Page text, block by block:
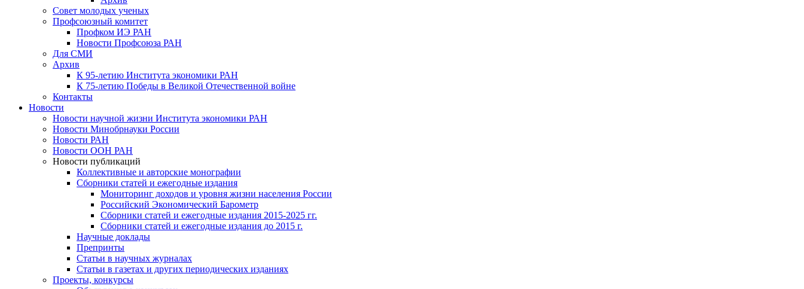
Совет молодых ученых
Профсоюзный комитет
Профком ИЭ РАН
Новости Профсоюза РАН
Для СМИ
Архив
К 95-летию Института экономики РАН
К 75-летию Победы в Великой Отечественной войне
Контакты
Новости
Новости научной жизни Института экономики РАН
Новости Минобрнауки России
Новости РАН
Новости ООН РАН
Новости публикаций
Коллективные и авторские монографии
Сборники статей и ежегодные издания
Мониторинг доходов и уровня жизни населения России
Российский Экономический Барометр
Сборники статей и ежегодные издания 2015-2025 гг.
Сборники статей и ежегодные издания до 2015 г.
Научные доклады
Препринты
Статьи в научных журналах
Статьи в газетах и других периодических изданиях
Проекты, конкурсы